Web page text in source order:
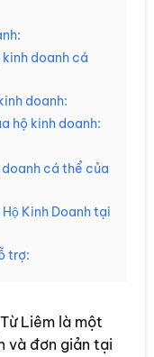
doanh cá
doanh:
hộ kinh doanh:
cá thể của
Kinh Doanh tại
trợ:
Liêm là một
và đơn giản tại